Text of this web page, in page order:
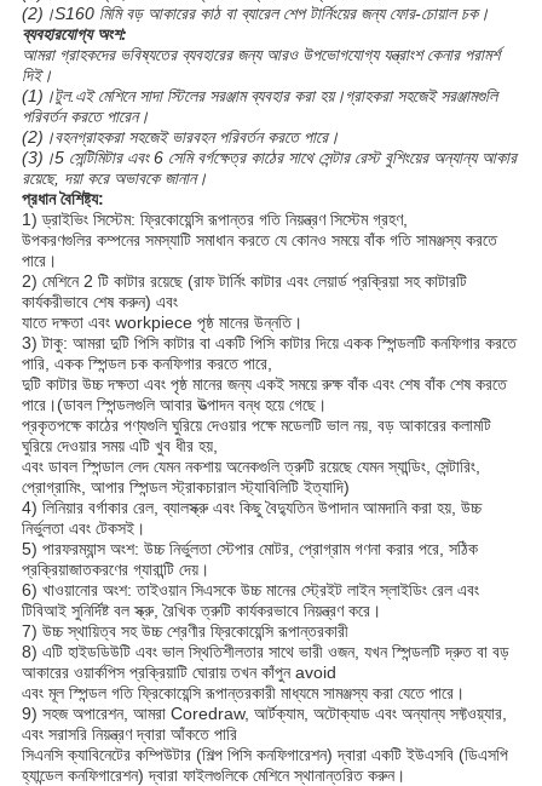
(2)।S160 মিমি বড় আকারের কাঠ বা ব্যারেল শেপ টার্নিংয়ের জন্য ফোর-চোয়াল চক।
ব্যবহারযোগ্য অংশ:
আমরা গ্রাহকদের ভবিষ্যতের ব্যবহারের জন্য আরও উপভোগযোগ্য যন্ত্রাংশ কেনার পরামর্শ
দিই।
(1)।টুল.এই মেশিনে সাদা স্টিলের সরঞ্জাম ব্যবহার করা হয়।গ্রাহকরা সহজেই সরঞ্জামগুলি
পরিবর্তন করতে পারেন।
(2)।বহনগ্রাহকরা সহজেই ভারবহন পরিবর্তন করতে পারে।
(3)।5 সেন্টিমিটার এবং 6 সেমি বর্গক্ষেত্র কাঠের সাথে সেন্টার রেস্ট বুশিংয়ের অন্যান্য আকার
রয়েছে, দয়া করে অভাবকে জানান।
প্রধান বৈশিষ্ট্য:
1) ড্রাইভিং সিস্টেম: ফ্রিকোয়েন্সি রূপান্তর গতি নিয়ন্ত্রণ সিস্টেম গ্রহণ,
উপকরণগুলির কম্পনের সমস্যাটি সমাধান করতে যে কোনও সময়ে বাঁক গতি সামঞ্জস্য করতে
পারে।
2) মেশিনে 2 টি কাটার রয়েছে (রাফ টার্নিং কাটার এবং লেয়ার্ড প্রক্রিয়া সহ কাটারটি
কার্যকরীভাবে শেষ করুন) এবং
যাতে দক্ষতা এবং workpiece পৃষ্ঠ মানের উন্নতি।
3) টাকু: আমরা দুটি পিসি কাটার বা একটি পিসি কাটার দিয়ে একক স্পিন্ডলটি কনফিগার করতে
পারি, একক স্পিন্ডল চক কনফিগার করতে পারে,
দুটি কাটার উচ্চ দক্ষতা এবং পৃষ্ঠ মানের জন্য একই সময়ে রুক্ষ বাঁক এবং শেষ বাঁক শেষ করতে
পারে।(ডাবল স্পিন্ডলগুলি আবার উত্পাদন বন্ধ হয়ে গেছে।
প্রকৃতপক্ষে কাঠের পণ্যগুলি ঘুরিয়ে দেওয়ার পক্ষে মডেলটি ভাল নয়, বড় আকারের কলামটি
ঘুরিয়ে দেওয়ার সময় এটি খুব ধীর হয়,
এবং ডাবল স্পিন্ডাল লেদ যেমন নকশায় অনেকগুলি ত্রুটি রয়েছে যেমন স্যান্ডিং, সেন্টারিং,
প্রোগ্রামিং, আপার স্পিন্ডল স্ট্রাকচারাল স্ট্যাবিলিটি ইত্যাদি)
4) লিনিয়ার বর্গাকার রেল, ব্যালস্ক্রু এবং কিছু বৈদ্যুতিন উপাদান আমদানি করা হয়, উচ্চ
নির্ভুলতা এবং টেকসই।
5) পারফরম্যান্স অংশ: উচ্চ নির্ভুলতা স্টেপার মোটর, প্রোগ্রাম গণনা করার পরে, সঠিক
প্রক্রিয়াজাতকরণের গ্যারান্টি দেয়।
6) খাওয়ানোর অংশ: তাইওয়ান সিএসকে উচ্চ মানের স্ট্রেইট লাইন স্লাইডিং রেল এবং
টিবিআই সুনির্দিষ্ট বল স্ক্রু, রৈখিক ত্রুটি কার্যকরভাবে নিয়ন্ত্রণ করে।
7) উচ্চ স্থায়িত্ব সহ উচ্চ শ্রেণীর ফ্রিকোয়েন্সি রূপান্তরকারী
8) এটি হাইডডিউটি ​​এবং ভাল স্থিতিশীলতার সাথে ভারী ওজন, যখন স্পিন্ডলটি দ্রুত বা বড়
আকারের ওয়ার্কপিস প্রক্রিয়াটি ঘোরায় তখন কাঁপুন avoid
এবং মূল স্পিন্ডল গতি ফ্রিকোয়েন্সি রূপান্তরকারী মাধ্যমে সামঞ্জস্য করা যেতে পারে।
9) সহজ অপারেশন, আমরা Coredraw, আর্টক্যাম, অটোক্যাড এবং অন্যান্য সফ্টওয়্যার,
এবং সরাসরি নিয়ন্ত্রণ দ্বারা আঁকতে পারি
সিএনসি ক্যাবিনেটের কম্পিউটার (শিল্প পিসি কনফিগারেশন) দ্বারা একটি ইউএসবি (ডিএসপি
হ্যান্ডেল কনফিগারেশন) দ্বারা ফাইলগুলিকে মেশিনে স্থানান্তরিত করুন।